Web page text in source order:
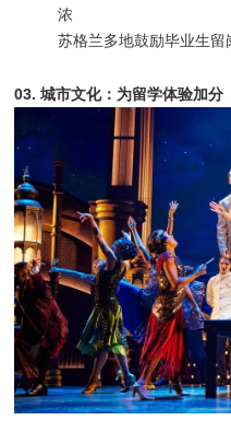
浓
苏格兰多地鼓励毕业生
03. 城市文化：为留学体验加分